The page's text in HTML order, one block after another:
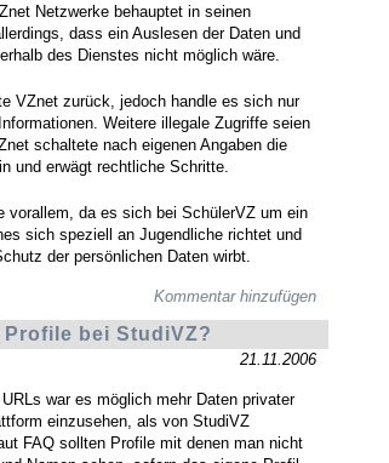
Netzwerke behauptet in seinen
dass ein Auslesen der Daten und
des Dienstes nicht möglich wäre.
VZnet zurück, jedoch handle es sich nur
Weitere illegale Zugriffe seien
schaltete nach eigenen Angaben die
und erwägt rechtliche Schritte.
vorallem, da es sich bei SchülerVZ um ein
sich speziell an Jugendliche richtet und
der persönlichen Daten wirbt.
Kommentar hinzufügen
bei StudiVZ?
21.11.2006
war es möglich mehr Daten privater
einzusehen, als von StudiVZ
FAQ sollten Profile mit denen man nicht